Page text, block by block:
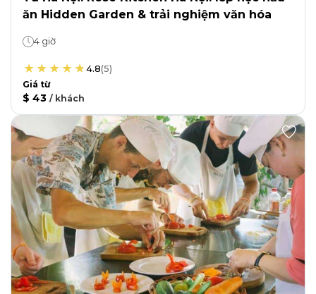
ăn Hidden Garden & trải nghiệm văn hóa
4 giờ
4.8(5)
Giá từ
$ 43 / khách